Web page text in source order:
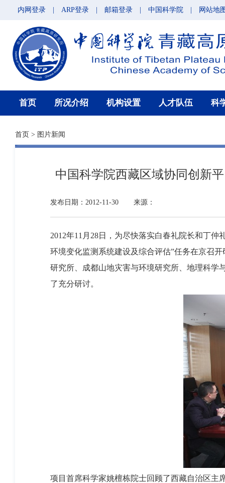
内网登录 ARP登录 邮箱登录 中国科学院 网站地
首页 所况介绍 机构设置 人才队伍 科
首页 > 图片新闻
中国科学院西藏区域协同创新
发布日期：2012-11-30 来源：
2012年11月28日，为尽快落实白春礼院长和丁
环境变化监测系统建设及综合评估”任务在京召
研究所、成都山地灾害与环境研究所、地理科学
了充分研讨。
项目首席科学家姚檀栋院士回顾了西藏自治区主